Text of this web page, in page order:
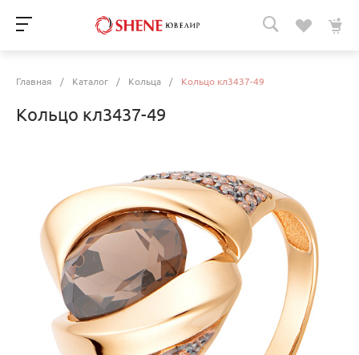
Главная / Каталог / Кольца / Кольцо кл3437-49
Кольцо кл3437-49